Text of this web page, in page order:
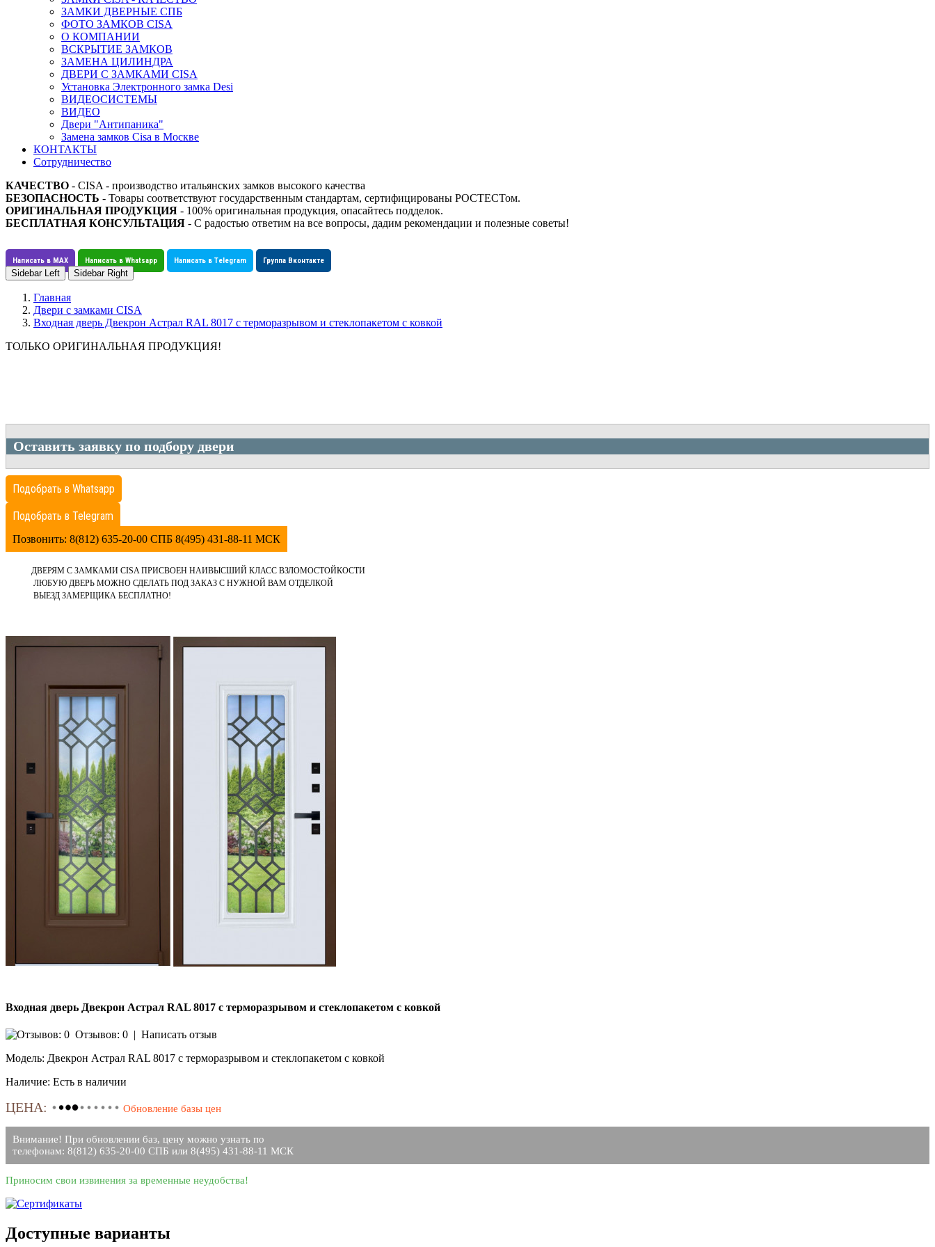
ЗАМКИ ДВЕРНЫЕ СПБ
ФОТО ЗАМКОВ CISA
О КОМПАНИИ
ВСКРЫТИЕ ЗАМКОВ
ЗАМЕНА ЦИЛИНДРА
ДВЕРИ С ЗАМКАМИ CISA
Установка Электронного замка Desi
ВИДЕОСИСТЕМЫ
ВИДЕО
Двери "Антипаника"
Замена замков Cisa в Москве
КОНТАКТЫ
Сотрудничество
КАЧЕСТВО - CISA - производство итальянских замков высокого качества
БЕЗОПАСНОСТЬ - Товары соответствуют государственным стандартам, сертифицированы РОСТЕСТом.
ОРИГИНАЛЬНАЯ ПРОДУКЦИЯ - 100% оригинальная продукция, опасайтесь подделок.
БЕСПЛАТНАЯ КОНСУЛЬТАЦИЯ - С радостью ответим на все вопросы, дадим рекомендации и полезные советы!
Написать в MAX Написать в Whatsapp Написать в Telegram Группа Вконтакте
Sidebar Left Sidebar Right
Главная
Двери с замками CISA
Входная дверь Двекрон Астрал RAL 8017 с терморазрывом и стеклопакетом с ковкой
ТОЛЬКО ОРИГИНАЛЬНАЯ ПРОДУКЦИЯ!
Оставить заявку по подбору двери
Подобрать в Whatsapp
Подобрать в Telegram
Позвонить: 8(812) 635-20-00 СПБ 8(495) 431-88-11 МСК
ДВЕРЯМ С ЗАМКАМИ CISA ПРИСВОЕН НАИВЫСШИЙ КЛАСС ВЗЛОМОСТОЙКОСТИ
ЛЮБУЮ ДВЕРЬ МОЖНО СДЕЛАТЬ ПОД ЗАКАЗ С НУЖНОЙ ВАМ ОТДЕЛКОЙ
ВЫЕЗД ЗАМЕРЩИКА БЕСПЛАТНО!
Входная дверь Двекрон Астрал RAL 8017 с терморазрывом и стеклопакетом с ковкой
Отзывов: 0 | Написать отзыв
Модель: Двекрон Астрал RAL 8017 с терморазрывом и стеклопакетом с ковкой
Наличие: Есть в наличии
ЦЕНА: Обновление базы цен
Внимание! При обновлении баз, цену можно узнать по
телефонам: 8(812) 635-20-00 СПБ или 8(495) 431-88-11 МСК
Приносим свои извинения за временные неудобства!
Доступные варианты